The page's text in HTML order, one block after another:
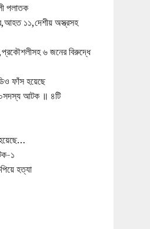
পলাতক
১১,দেশীয় অস্ত্রসহ
৬ জনের বিরুদ্ধে
ফাঁস হয়েছে
আটক ॥ ৪টি
১
হত্যা